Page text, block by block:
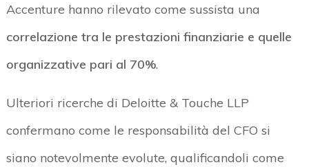
Accenture hanno rilevato come sussista una
correlazione tra le prestazioni finanziarie e quelle
organizzative pari al 70%.
Ulteriori ricerche di Deloitte & Touche LLP
confermano come le responsabilità del CFO si
siano notevolmente evolute, qualificandoli come